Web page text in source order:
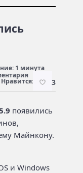
1 минута
Нравится: 3
появились
Майнкону.
и Windows